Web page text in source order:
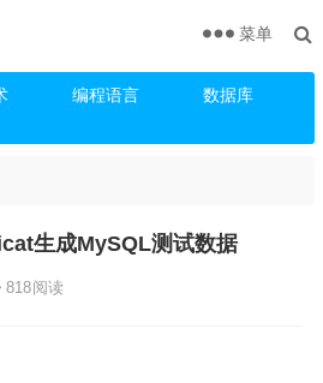
编程语言
数据库
菜单
生成MySQL测试数据
818阅读